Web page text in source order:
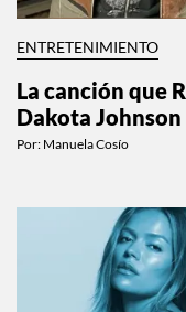
ENTRETENIMIENTO
La canción que
Dakota
Por: Manuela Cosío